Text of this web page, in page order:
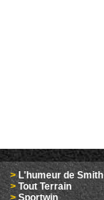
>L'humeur de Smith
> Tout Terrain
> Sportwin